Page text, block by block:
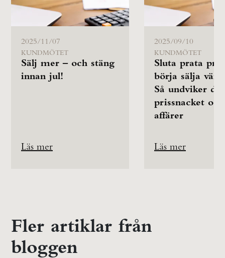
2025/11/07
KUNDMÖTET
Sälj mer – och stäng
innan jul!
Läs mer
2025/09/10
KUNDMÖTET
Sluta prata
börja sälja
Så undviker du
prissnacket
affärer
Läs mer
Fler artiklar från
bloggen